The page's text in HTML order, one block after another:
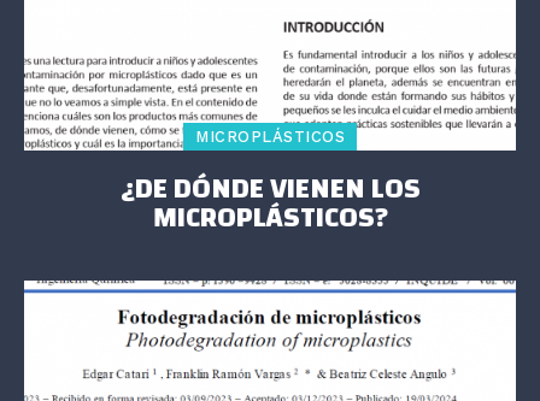
MICROPLÁSTICOS
¿DE DÓNDE VIENEN LOS
MICROPLÁSTICOS?